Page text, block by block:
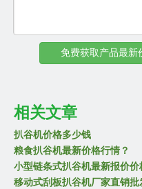
移动式
2，优质的供应商的企业实力
免费获取产品最新
相关文章
扒谷机价格多少钱
粮食扒谷机最新价格行情？
小型链条式扒谷机最新报价
移动式刮板扒谷机厂家直销批